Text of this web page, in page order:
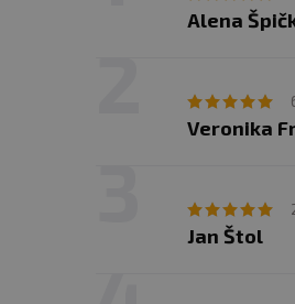
Alena
Veronika
Jan Štol